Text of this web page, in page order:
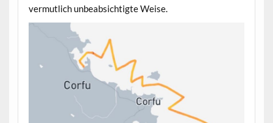
vermutlich unbeabsichtigte Weise.